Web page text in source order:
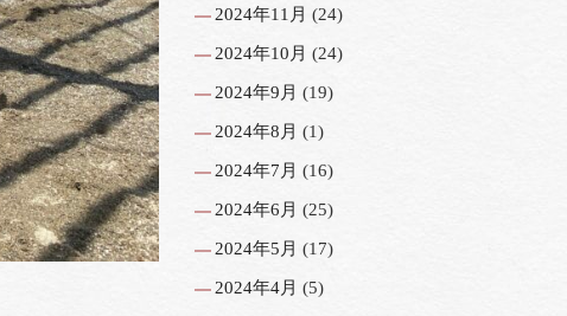
2024年11月 (24)
2024年10月 (24)
2024年9月 (19)
2024年8月 (1)
2024年7月 (16)
2024年6月 (25)
2024年5月 (17)
2024年4月 (5)